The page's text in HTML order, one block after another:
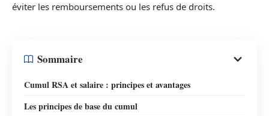
éviter les remboursements ou les refus de droits.
Sommaire
Cumul RSA et salaire : principes et avantages
Les principes de base du cumul